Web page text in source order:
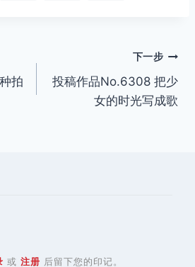
拍
下一步
投稿作品No.6308 把少
女的时光写成歌
或 注册 后留下您的印记。